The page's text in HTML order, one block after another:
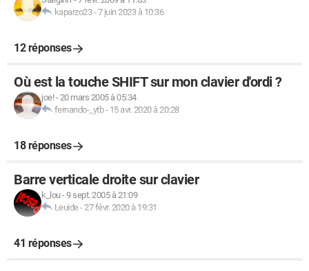
kaparzo23-7 juin 2023 à 10:36
12 réponses
Où est la touche SHIFT sur mon clavier d'ordi ?
joe!-20 mars 2005 à 05:34
fernando-_ytb- 15 avr. 2020 à 20:28
18 réponses
Barre verticale droite sur clavier
k_lou-9 sept. 2005 à 21:09
Leuide-27 févr. 2020 à 19:31
41 réponses